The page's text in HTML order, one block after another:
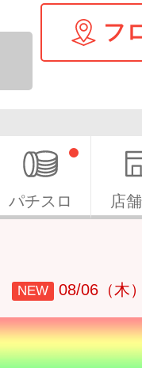
フ
パチスロ 店
NEW 08/06（木